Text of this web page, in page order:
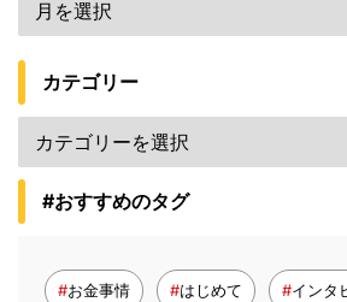
カテゴリー
#おすすめのタグ
お金事情 はじめて インタ